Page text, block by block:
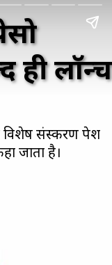
ही लॉन्च
विशेष संस्करण पेश
जाता है।